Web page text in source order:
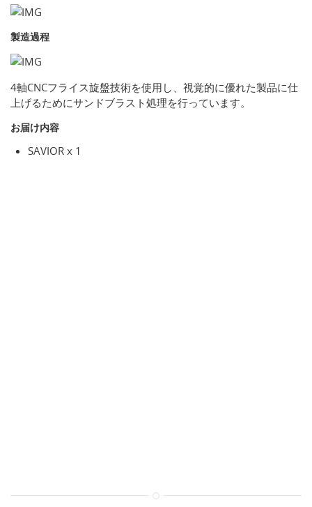
製造過程
4軸CNCフライス旋盤技術を使用し、視覚的に優れた製品に仕
上げるためにサンドブラスト処理を行っています。
お届け内容
SAVIOR x 1